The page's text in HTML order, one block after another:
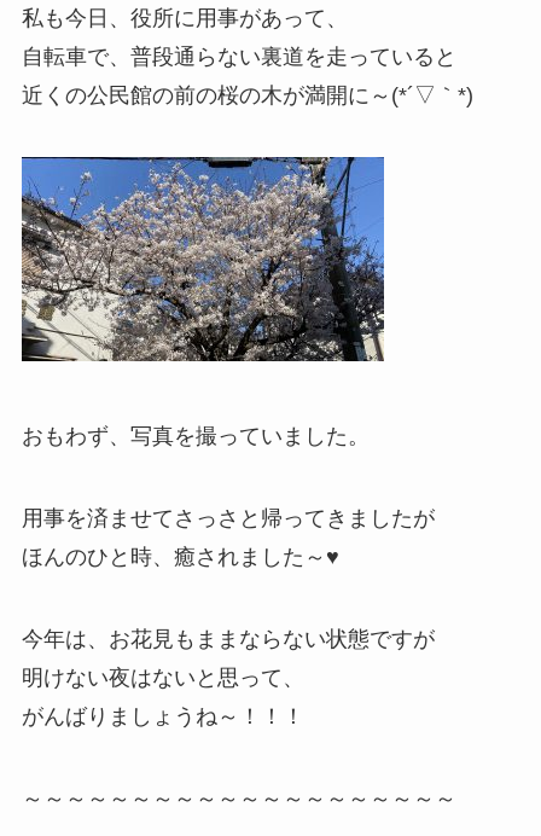
私も今日、役所に用事があって、
自転車で、普段通らない裏道を走っていると
近くの公民館の前の桜の木が満開に～(*´▽｀*)
おもわず、写真を撮っていました。
用事を済ませてさっさと帰ってきましたが
ほんのひと時、癒されました～♥
今年は、お花見もままならない状態ですが
明けない夜はないと思って、
がんばりましょうね～！！！
～～～～～～～～～～～～～～～～～～～～